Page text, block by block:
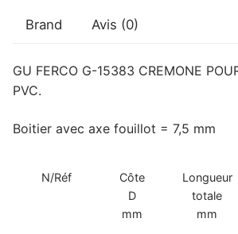
Brand Avis (0)
GU FERCO G-15383 CREMONE
PVC.
Boitier avec axe fouillot = 7,5 mm
N/Réf
Côte
D
mm
Longueur
totale
mm